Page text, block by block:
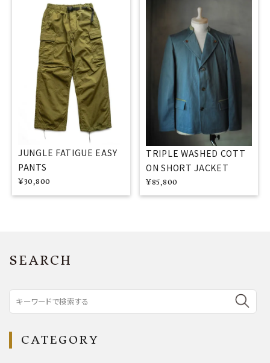
JUNGLE FATIGUE EASY
PANTS
¥30,800
TRIPLE WASHED COTT
ON SHORT JACKET
¥85,800
SEARCH
CATEGORY